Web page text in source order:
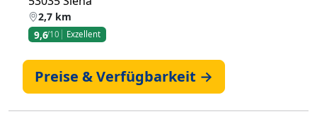
2,7 km
9,6/10 Exzellent
Preise & Verfügbarkeit →